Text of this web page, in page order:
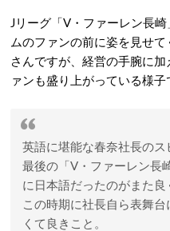
Jリーグ「V・ファーレン長
ムのファンの前に姿を見せ
さんですが、経営の手腕に
ァンも盛り上がっている様子
英語に堪能な春奈社長のス
最後の「V・ファーレン
に日本語だったのがまた良
この時期に社長自ら表舞
くて良きこと。